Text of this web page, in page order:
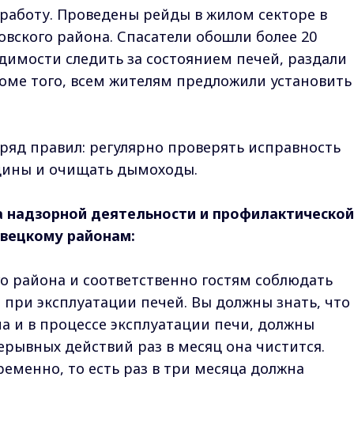
Проведены рейды в жилом секторе в
района. Спасатели обошли более 20
следить за состоянием печей, раздали
того, всем жителям предложили установить
правил: регулярно проверять исправность
и очищать дымоходы.
деятельности и профилактической
районам:
и соответственно гостям соблюдать
эксплуатации печей. Вы должны знать, что
и в процессе эксплуатации печи, должны
действий раз в месяц она чистится.
то есть раз в три месяца должна